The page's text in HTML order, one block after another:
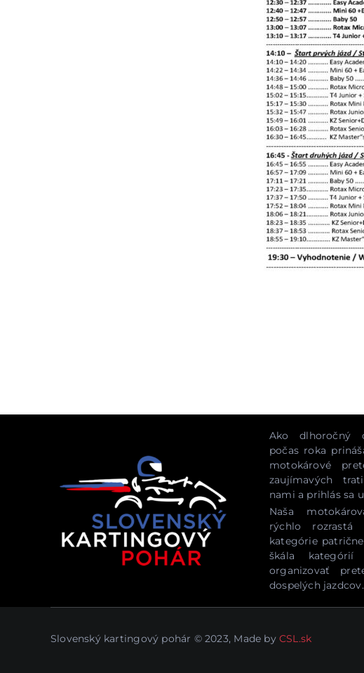
Ako dlhoročný
počas roka
motokárové
zaujímavých
nami a prihlás sa
Naša
rýchlo
kategórie
škála kategórií
organizovať
dospelých jazdcov.
Slovenský kartingový pohár © 2023, Made by CSL.sk